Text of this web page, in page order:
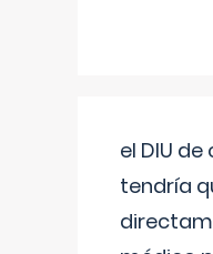
el DIU
tendría